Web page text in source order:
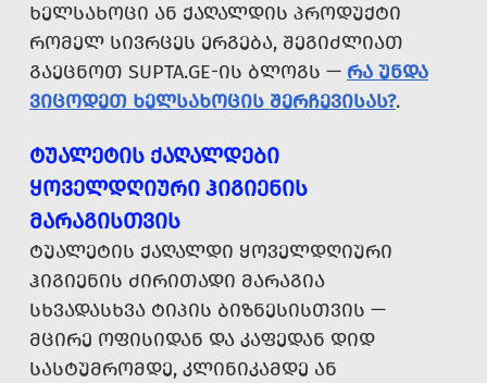
ᲮᲔᲚᲡᲐᲮᲝᲪᲘ ᲐᲜ ᲥᲐᲦᲐᲚᲓᲘᲡ ᲞᲠᲝᲓᲣᲥᲢᲘ
ᲠᲝᲛᲔᲚ ᲡᲘᲕᲠᲪᲔᲡ ᲔᲠᲒᲔᲑᲐ, ᲨᲔᲒᲘᲫᲚᲘᲐᲗ
ᲒᲐᲔᲪᲜᲝᲗ SUPTA.GE-ᲘᲡ ᲑᲚᲝᲒᲡ — ᲠᲐ ᲣᲜᲓᲐ
ᲕᲘᲪᲝᲓᲔᲗ ᲮᲔᲚᲡᲐᲮᲝᲪᲘᲡ ᲨᲔᲠᲩᲔᲕᲘᲡᲐᲡ?.
ᲢᲣᲐᲚᲔᲢᲘᲡ ᲥᲐᲦᲐᲚᲓᲔᲑᲘ
ᲧᲝᲕᲔᲚᲓᲦᲘᲣᲠᲘ ᲰᲘᲒᲘᲔᲜᲘᲡ
ᲛᲐᲠᲐᲒᲘᲡᲗᲕᲘᲡ
ᲢᲣᲐᲚᲔᲢᲘᲡ ᲥᲐᲦᲐᲚᲓᲘ ᲧᲝᲕᲔᲚᲓᲦᲘᲣᲠᲘ
ᲰᲘᲒᲘᲔᲜᲘᲡ ᲫᲘᲠᲘᲗᲐᲓᲘ ᲛᲐᲠᲐᲒᲘᲐ
ᲡᲮᲕᲐᲓᲐᲡᲮᲕᲐ ᲢᲘᲞᲘᲡ ᲑᲘᲖᲜᲔᲡᲘᲡᲗᲕᲘᲡ —
ᲛᲪᲘᲠᲔ ᲝᲤᲘᲡᲘᲓᲐᲜ ᲓᲐ ᲙᲐᲤᲔᲓᲐᲜ ᲓᲘᲓ
ᲡᲐᲡᲢᲣᲛᲠᲝᲛᲓᲔ, ᲙᲚᲘᲜᲘᲙᲐᲛᲓᲔ ᲐᲜ